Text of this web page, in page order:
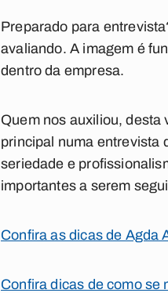
Preparado para
avaliando. A imagem é
dentro da empresa.
Quem nos auxiliou, desta
principal numa entrevista
seriedade e
importantes a serem
Confira as dicas de Agda
Confira dicas de como se